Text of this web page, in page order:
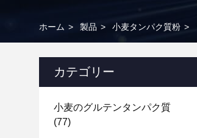
ホーム > 製品 > 小麦タンパク質粉 >
カテゴリー
小麦のグルテンタンパク質
(77)